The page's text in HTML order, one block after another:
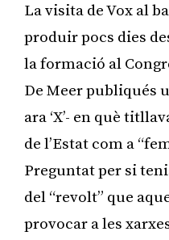
La visita de Vox al
produir pocs dies
la formació al
De Meer publiqués
ara ‘X’- en què
de l’Estat com a
Preguntat per si
del “revolt” que
provocar a les